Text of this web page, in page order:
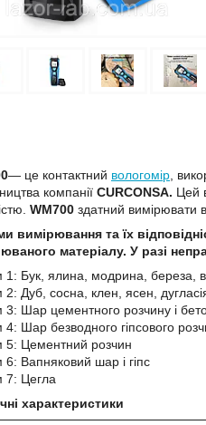
— це контактний вологомір ,
компанії CURCONSA. Цей
WM700 здатний вимірювати
вимірювання та їх
матеріалу. У разі
1: Бук, ялина, модрина, береза,
Дуб, сосна, клен, ясен,
3: Шар цементного розчину і
Шар безводного гіпсового
5: Цементний розчин
Вапняковий шар і гіпс
7: Цегла
характеристики